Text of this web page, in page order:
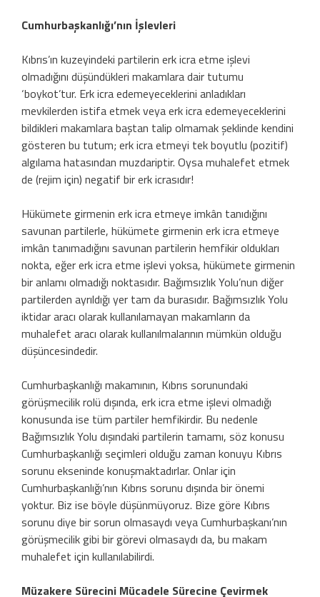
Cumhurbaşkanlığı’nın İşlevleri
Kıbrıs’ın kuzeyindeki partilerin erk icra etme işlevi
olmadığını düşündükleri makamlara dair tutumu
‘boykot’tur. Erk icra edemeyeceklerini anladıkları
mevkilerden istifa etmek veya erk icra edemeyeceklerini
bildikleri makamlara baştan talip olmamak şeklinde kendini
gösteren bu tutum; erk icra etmeyi tek boyutlu (pozitif)
algılama hatasından muzdariptir. Oysa muhalefet etmek
de (rejim için) negatif bir erk icrasıdır!
Hükümete girmenin erk icra etmeye imkân tanıdığını
savunan partilerle, hükümete girmenin erk icra etmeye
imkân tanımadığını savunan partilerin hemfikir oldukları
nokta, eğer erk icra etme işlevi yoksa, hükümete girmenin
bir anlamı olmadığı noktasıdır. Bağımsızlık Yolu’nun diğer
partilerden ayrıldığı yer tam da burasıdır. Bağımsızlık Yolu
iktidar aracı olarak kullanılamayan makamların da
muhalefet aracı olarak kullanılmalarının mümkün olduğu
düşüncesindedir.
Cumhurbaşkanlığı makamının, Kıbrıs sorunundaki
görüşmecilik rolü dışında, erk icra etme işlevi olmadığı
konusunda ise tüm partiler hemfikirdir. Bu nedenle
Bağımsızlık Yolu dışındaki partilerin tamamı, söz konusu
Cumhurbaşkanlığı seçimleri olduğu zaman konuyu Kıbrıs
sorunu ekseninde konuşmaktadırlar. Onlar için
Cumhurbaşkanlığı’nın Kıbrıs sorunu dışında bir önemi
yoktur. Biz ise böyle düşünmüyoruz. Bize göre Kıbrıs
sorunu diye bir sorun olmasaydı veya Cumhurbaşkanı’nın
görüşmecilik gibi bir görevi olmasaydı da, bu makam
muhalefet için kullanılabilirdi.
Müzakere Sürecini Mücadele Sürecine Çevirmek